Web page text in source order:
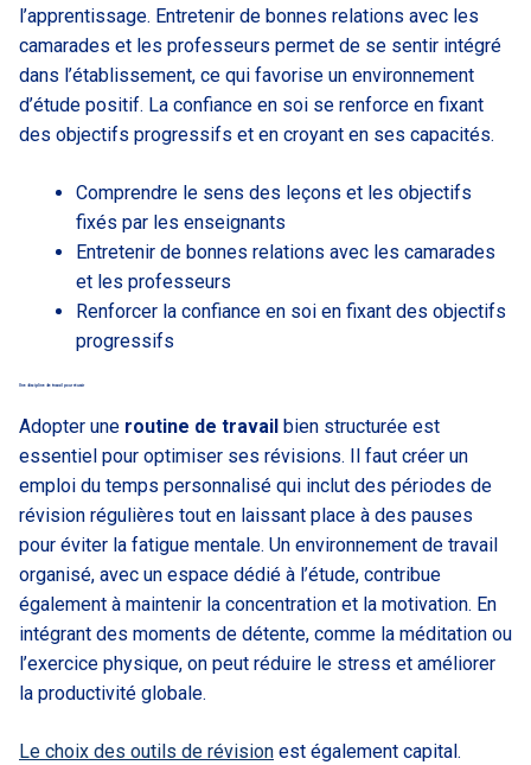
l’apprentissage. Entretenir de bonnes relations avec les
camarades et les professeurs permet de se sentir intégré
dans l’établissement, ce qui favorise un environnement
d’étude positif. La confiance en soi se renforce en fixant
des objectifs progressifs et en croyant en ses capacités.
Comprendre le sens des leçons et les objectifs
fixés par les enseignants
Entretenir de bonnes relations avec les camarades
et les professeurs
Renforcer la confiance en soi en fixant des objectifs
progressifs
Une discipline de travail pour réussir
Adopter une routine de travail bien structurée est
essentiel pour optimiser ses révisions. Il faut créer un
emploi du temps personnalisé qui inclut des périodes de
révision régulières tout en laissant place à des pauses
pour éviter la fatigue mentale. Un environnement de travail
organisé, avec un espace dédié à l’étude, contribue
également à maintenir la concentration et la motivation. En
intégrant des moments de détente, comme la méditation ou
l’exercice physique, on peut réduire le stress et améliorer
la productivité globale.
Le choix des outils de révision est également capital.